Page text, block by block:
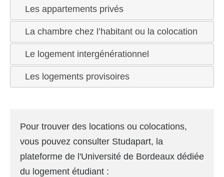
Les appartements privés
La chambre chez l’habitant ou la colocation
Le logement intergénérationnel
Les logements provisoires
Pour trouver des locations ou colocations,
vous pouvez consulter Studapart, la
plateforme de l'Université de Bordeaux dédiée
du logement étudiant :